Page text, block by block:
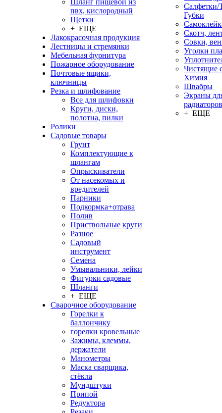
Шланг пищевой из
пвх, кислородный
Щетки
+ ЕЩЕ
Лакокрасочная продукция
Лестницы и стремянки
Мебельная фурнитура
Пожарное оборудование
Почтовые ящики,
ключницы
Резка и шлифование
Все для шлифовки
Круги, диски,
полотна, пилки
Ролики
Садовые товары
Грунт
Комплектующие к
шлангам
Опрыскиватели
От насекомых и
вредителей
Парники
Подкормка+отрава
Полив
Приствольные круги
Разное
Садовый
инструмент
Семена
Умывальники, лейки
Фигурки садовые
Шланги
+ ЕЩЕ
Сварочное оборудование
Горелки к
баллончику
горелки кровельные
Зажимы, клеммы,
держатели
Манометры
Маска сварщика,
стёкла
Мундштуки
Припой
Редуктора
Салфетки/
Губки
Скотч,
Совки,
Уголки
Чистящие
Химия
Швабры
Экраны
радиаторов
+ ЕЩЕ